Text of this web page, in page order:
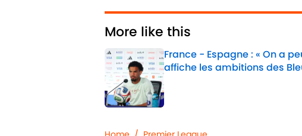
More like this
France - Espagne : « On a
affiche les ambitions des